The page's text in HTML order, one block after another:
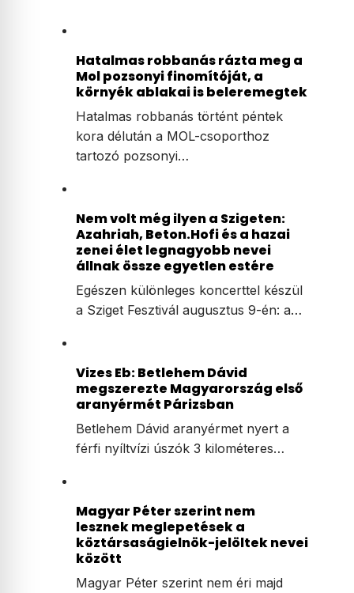
Hatalmas robbanás rázta meg a
Mol pozsonyi finomítóját, a
környék ablakai is beleremegtek
Hatalmas robbanás történt péntek
kora délután a MOL-csoporthoz
tartozó pozsonyi…
Nem volt még ilyen a Szigeten:
Azahriah, Beton.Hofi és a hazai
zenei élet legnagyobb nevei
állnak össze egyetlen estére
Egészen különleges koncerttel készül
a Sziget Fesztivál augusztus 9-én: a…
Vizes Eb: Betlehem Dávid
megszerezte Magyarország első
aranyérmét Párizsban
Betlehem Dávid aranyérmet nyert a
férfi nyíltvízi úszók 3 kilométeres…
Magyar Péter szerint nem
lesznek meglepetések a
köztársaságielnök-jelöltek nevei
között
Magyar Péter szerint nem éri majd